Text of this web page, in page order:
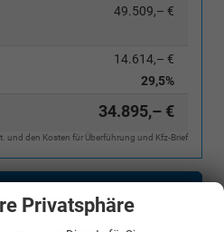
49.509,– €
14.614,– €
29,5%
34.895,– €
und den Kosten für Überführung und Kfz-Brief
Privatsphäre